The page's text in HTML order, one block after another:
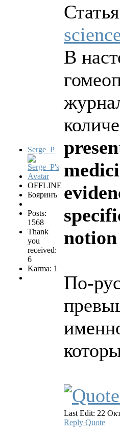
Serge_P
OFFLINE
Бояринъ
Posts:
1568
Thank
you
received:
6
Karma: 1
В
По-
Last Edit: 22
Reply Quote